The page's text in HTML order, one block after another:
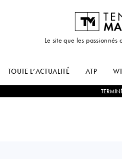
Le site que les
TOUTE L’ACTUALITÉ ATP